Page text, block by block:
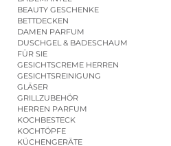
BEAUTY GESCHENKE
BETTDECKEN
DAMEN PARFUM
DUSCHGEL & BADESCHAUM
FÜR SIE
GESICHTSCREME HERREN
GESICHTSREINIGUNG
GLÄSER
GRILLZUBEHÖR
HERREN PARFUM
KOCHBESTECK
KOCHTÖPFE
KÜCHENGERÄTE